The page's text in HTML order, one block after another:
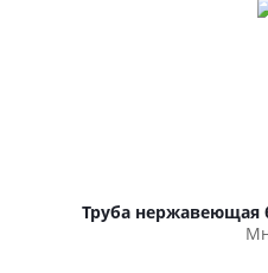
Труба нержавеющая